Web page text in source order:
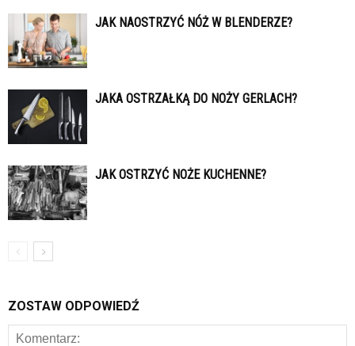
JAK NAOSTRZYĆ NÓŻ W BLENDERZE?
JAKA OSTRZAŁKĄ DO NOŻY GERLACH?
JAK OSTRZYĆ NOŻE KUCHENNE?
ZOSTAW ODPOWIEDŹ